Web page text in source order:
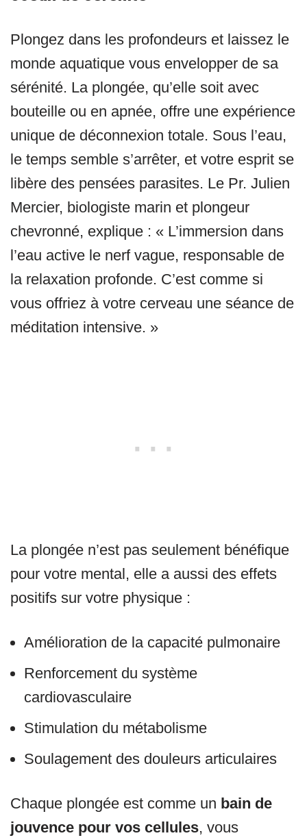
Plongez dans les profondeurs et laissez le
monde aquatique vous envelopper de sa
sérénité. La plongée, qu’elle soit avec
bouteille ou en apnée, offre une expérience
unique de déconnexion totale. Sous l’eau,
le temps semble s’arrêter, et votre esprit se
libère des pensées parasites. Le Pr. Julien
Mercier, biologiste marin et plongeur
chevronné, explique : « L’immersion dans
l’eau active le nerf vague, responsable de
la relaxation profonde. C’est comme si
vous offriez à votre cerveau une séance de
méditation intensive. »
La plongée n’est pas seulement bénéfique
pour votre mental, elle a aussi des effets
positifs sur votre physique :
Amélioration de la capacité pulmonaire
Renforcement du système
cardiovasculaire
Stimulation du métabolisme
Soulagement des douleurs articulaires
Chaque plongée est comme un bain de
jouvence pour vos cellules, vous